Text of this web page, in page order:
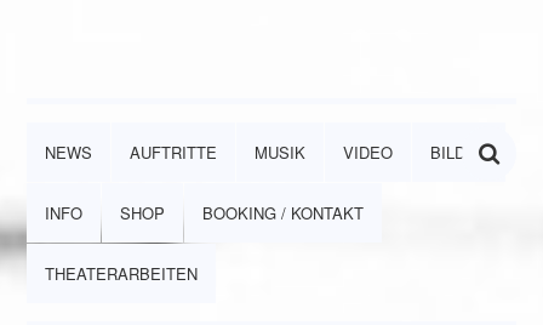
NEWS AUFTRITTE MUSIK VIDEO BILDER
INFO SHOP BOOKING / KONTAKT
THEATERARBEITEN